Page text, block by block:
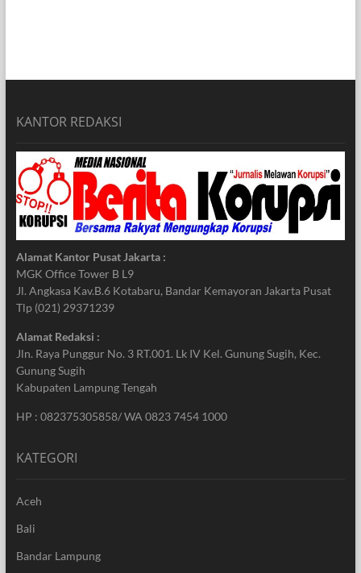
KANTOR REDAKSI
Alamat Kantor Pusat Jakarta :
MGK Office Tower B L9
Jl. Angkasa Kav.B.6 Kotabaru, Bandar Kemayoran Jakarta Pusat
Tlp (021) 29371239
Alamat Redaksi :
Jln. Raya Punggur No. 3 RT.001. Lk IV Kel. Gunung Sugih, Kec.
Gunung Sugih
Kabupaten Lampung Tengah
HP : 082375305858/ WA 0823 7454 1000
KATEGORI
Aceh
Bali
Bandar Lampung